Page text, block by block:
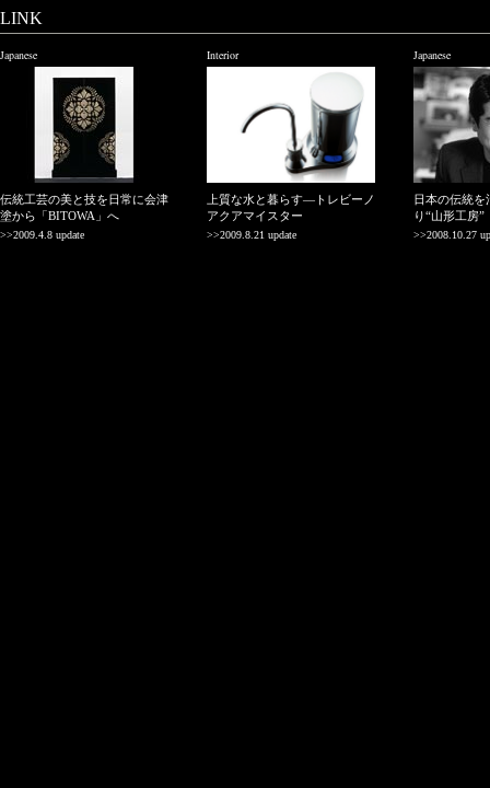
LINK
Japanese
伝統工芸の美と技を日常に会津
塗から「BITOWA」へ
>>2009.4.8 update
Interior
上質な水と暮らす―トレビーノ
アクアマイスター
>>2009.8.21 update
Japanese
日本の伝統を
り“山形工房”
>>2008.10.27